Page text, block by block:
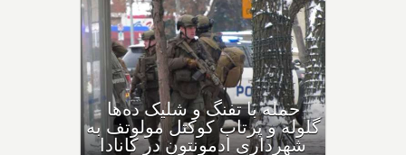
بهداشت کانادا: این داروی
کودکان، ماست و چیا، را
مصرف نکنید و این تشک نیز
احتمال خفگی دارد